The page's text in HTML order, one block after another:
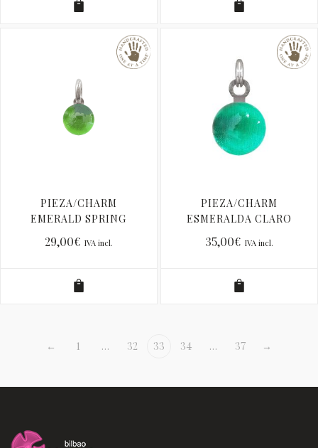
PIEZA/CHARM
EMERALD SPRING
29,00€ IVA incl.
PIEZA/CHARM
ESMERALDA CLARO
35,00€ IVA incl.
← 1 … 32 33 34 … 37 →